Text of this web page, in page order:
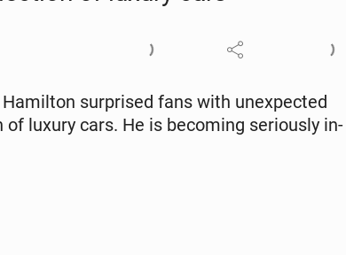
sur­prised fans with un­ex­pect­ed
luxury cars. He is be­com­ing se­ri­ous­ly in­